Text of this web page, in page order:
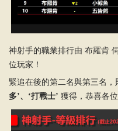
神射手的職業排行由 布羅肯
位玩家！
緊追在後的第二名與第三名，
多’、‘打戰士’ 獲得，恭喜各位